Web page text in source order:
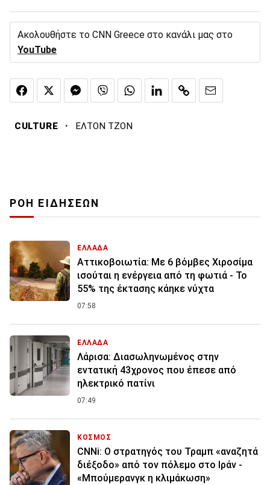
Ακολουθήστε το CNN Greece στο κανάλι μας στο
YouTube
CULTURE · ΕΛΤΟΝ ΤΖΟΝ
ΡΟΗ ΕΙΔΗΣΕΩΝ
ΕΛΛΑΔΑ
Αττικοβοιωτία: Με 6 βόμβες Χιροσίμα
ισούται η ενέργεια από τη φωτιά - Το
55% της έκτασης κάηκε νύχτα
07:58
ΕΛΛΑΔΑ
Λάρισα: Διασωληνωμένος στην
εντατική 43χρονος που έπεσε από
ηλεκτρικό πατίνι
07:49
ΚΟΣΜΟΣ
CNNi: Ο στρατηγός του Τραμπ «αναζητά
διέξοδο» από τον πόλεμο στο Ιράν -
«Μπούμερανγκ η κλιμάκωση»